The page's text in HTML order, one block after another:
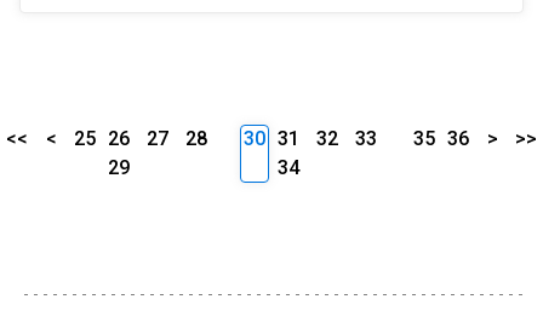
<< < 25 26 27
28
29
30 31 32
33
34
35 36 > >>